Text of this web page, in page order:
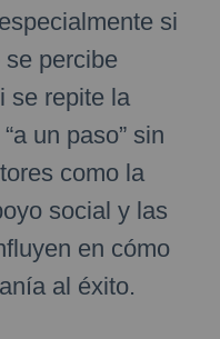
si
percibe
se repite la
un paso” sin
como la
social y las
en cómo
al éxito.